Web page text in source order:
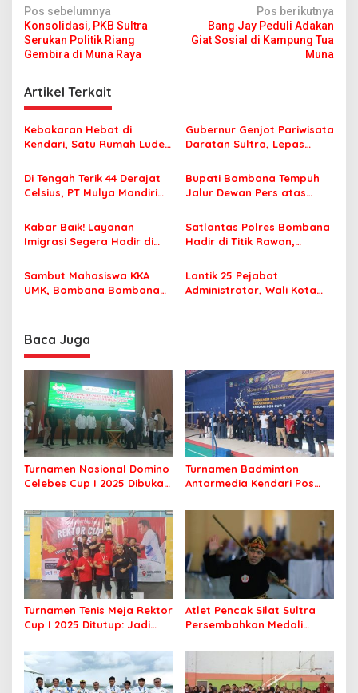
N
a
v
i
g
a
s
i
p
s
Pos sebelumnya
Konsolidasi, PKB Sultra
Serukan Politik Riang
Gembira di Muna Raya
Pos berikutnya
Bang Jay Peduli Adakan
Giat Sosial di Kampung Tua
Muna
Artikel Terkait
Kebakaran Hebat di
Kendari, Satu Rumah Ludes
Gubernur Genjot Pariwisata
Daratan Sultra, Lepas
Tiga Kabupaten Unggulan
Di Tengah Terik 44 Derajat
Celsius, PT Mulya Mandiri
Jamaah Tetap Sehat dan
Nyaman Beribadah
Bupati Bombana Tempuh
Jalur Dewan Pers atas
Korupsi Jembatan Cirauci II
Kabar Baik! Layanan
Imigrasi Segera Hadir di
Perlu Lagi ke Kendari
Satlantas Polres Bombana
Hadir di Titik Rawan,
Sekolah dengan Aman
Sambut Mahasiswa KKA
UMK, Bombana Bombana
Lantik 25 Pejabat
Administrator, Wali Kota
Baca Juga
Turnamen Nasional Domino
Celebes Cup I 2025 Dibuka,
Perebutkan Hadiah Rp500
Juta
Turnamen Badminton
Antarmedia Kendari Pos
Silaturahmi Insan Pers
Turnamen Tenis Meja Rektor
Cup I 2025 Ditutup: Jadi
Akademika UHO
Atlet Pencak Silat Sultra
Persembahkan Medali
2025